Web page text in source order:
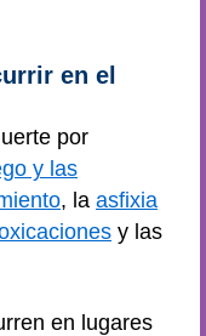
en el
por
y las
, la asfixia
y las
en lugares